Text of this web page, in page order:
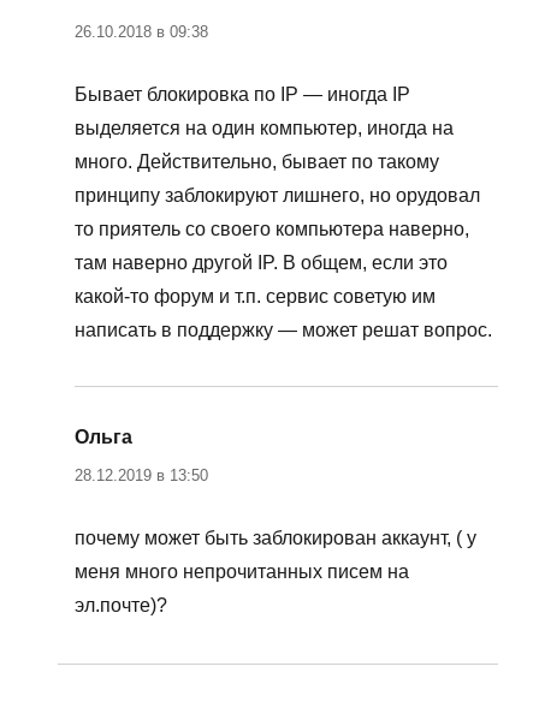
26.10.2018 в 09:38
Бывает блокировка по IP — иногда IP
выделяется на один компьютер, иногда на
много. Действительно, бывает по такому
принципу заблокируют лишнего, но орудовал
то приятель со своего компьютера наверно,
там наверно другой IP. В общем, если это
какой-то форум и т.п. сервис советую им
написать в поддержку — может решат вопрос.
Ольга
28.12.2019 в 13:50
почему может быть заблокирован аккаунт, ( у
меня много непрочитанных писем на
эл.почте)?